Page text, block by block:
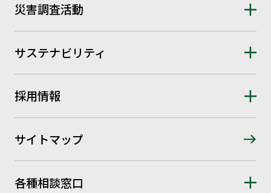
災害調査活動
サステナビリティ
採用情報
サイトマップ
各種相談窓口